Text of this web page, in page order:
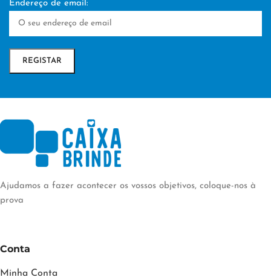
Endereço de email:
Ajudamos a fazer acontecer os vossos objetivos, coloque-nos à
prova
Conta
Minha Conta